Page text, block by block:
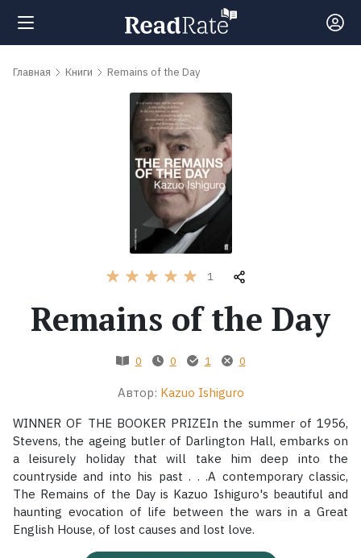
Поиск
книги
Серии
Экранизации
Коллекции
Главная Книги Remains of the Day
1
Remains of the Day
0 0 1 0
Автор: Kazuo Ishiguro
WINNER OF THE BOOKER PRIZEIn the summer of 1956,
Stevens, the ageing butler of Darlington Hall, embarks on
a leisurely holiday that will take him deep into the
countryside and into his past . . .A contemporary classic,
The Remains of the Day is Kazuo Ishiguro's beautiful and
haunting evocation of life between the wars in a Great
English House, of lost causes and lost love.